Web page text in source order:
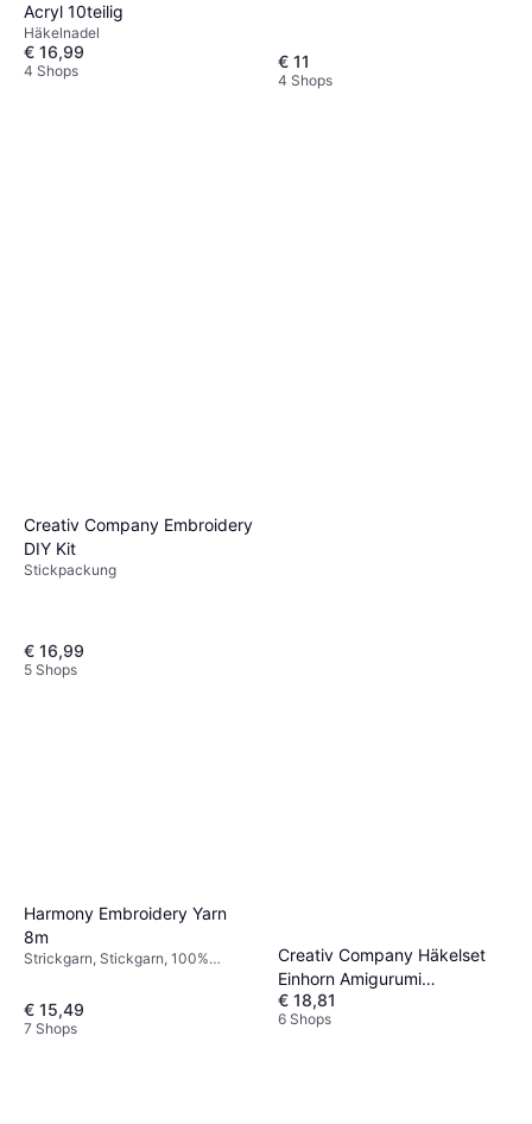
Acryl 10teilig
Häkelnadel
€ 16,99
4 Shops € 11
4 Shops
Creativ Company Embroidery
DIY Kit
Stickpackung
€ 16,99
5 Shops
Harmony Embroidery Yarn
8m
Strickgarn, Stickgarn, 100%
€ 15,49
7 Shops
Creativ Company Häkelset
Einhorn Amigurumi
Regenbogenfarben
Baumwolle
€ 18,81
6 Shops